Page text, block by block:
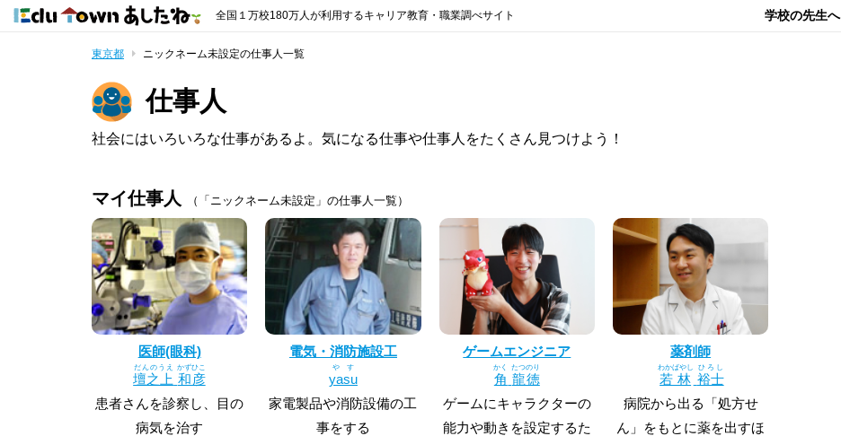
全国１万校180万人が利用するキャリア教育・職業調べサイト 学校の先生へ
東京都 ニックネーム未設定の仕事人一覧
仕事人
社会にはいろいろな仕事があるよ。気になる仕事や仕事人をたくさん見つけよう！
マイ仕事人 （「ニックネーム未設定」の仕事人一覧）
医師(眼科)
壇之上
だんのうえ
和彦
かずひこ
患者さんを診察し、目の
病気を治す
電気・消防施設工
yasu
やす
家電製品や消防設備の工
事をする
ゲームエンジニア
角
かく
龍徳
たつのり
ゲームにキャラクターの
能力や動きを設定するた
薬剤師
若林
わかばやし
裕士
ひろし
病院から出る「処方せ
ん」をもとに薬を出すほ